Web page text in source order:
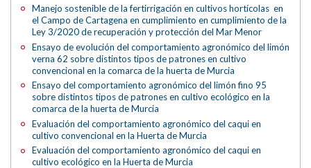
Manejo sostenible de la fertirrigación en cultivos hortícolas en
el Campo de Cartagena en cumplimiento en cumplimiento de la
Ley 3/2020 de recuperación y protección del Mar Menor
Ensayo de evolución del comportamiento agronómico del limón
verna 62 sobre distintos tipos de patrones en cultivo
convencional en la comarca de la huerta de Murcia
Ensayo del comportamiento agronómico del limón fino 95
sobre distintos tipos de patrones en cultivo ecológico en la
comarca de la huerta de Murcia
Evaluación del comportamiento agronómico del caqui en
cultivo convencional en la Huerta de Murcia
Evaluación del comportamiento agronómico del caqui en
cultivo ecológico en la Huerta de Murcia